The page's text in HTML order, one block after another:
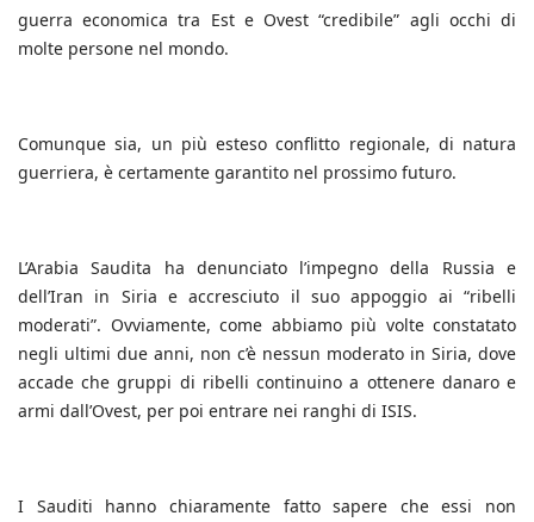
guerra economica tra Est e Ovest “credibile” agli occhi di
molte persone nel mondo.
Comunque sia, un più esteso conflitto regionale, di natura
guerriera, è certamente garantito nel prossimo futuro.
L’Arabia Saudita ha denunciato l’impegno della Russia e
dell’Iran in Siria e accresciuto il suo appoggio ai “ribelli
moderati”. Ovviamente, come abbiamo più volte constatato
negli ultimi due anni, non c’è nessun moderato in Siria, dove
accade che gruppi di ribelli continuino a ottenere danaro e
armi dall’Ovest, per poi entrare nei ranghi di ISIS.
I Sauditi hanno chiaramente fatto sapere che essi non